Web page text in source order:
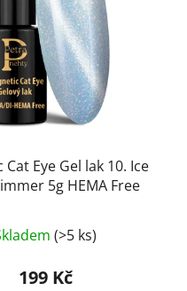
Eye Gel lak 10. Ice
5g HEMA Free
(>5 ks)
199 Kč